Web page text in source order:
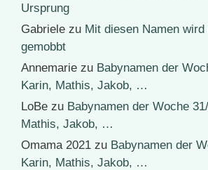
Ursprung
Gabriele zu Mit diesen Namen
gemobbt
Annemarie zu Babynamen der
Karin, Mathis, Jakob, …
LoBe zu Babynamen der Woche
Mathis, Jakob, …
Omama 2021 zu Babynamen der
Karin, Mathis, Jakob, …